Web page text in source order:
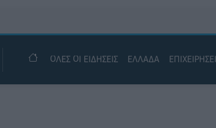
ΟΛΕΣ ΟΙ ΕΙΔΗΣΕΙΣ ΕΛΛΑΔΑ